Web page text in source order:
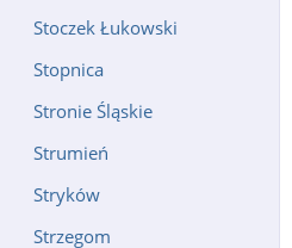
Stoczek Łukowski
Stopnica
Stronie Śląskie
Strumień
Stryków
Strzegom